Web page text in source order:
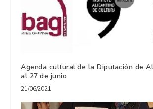
Agenda cultural de la Diputación de
al 27 de junio
21/06/2021